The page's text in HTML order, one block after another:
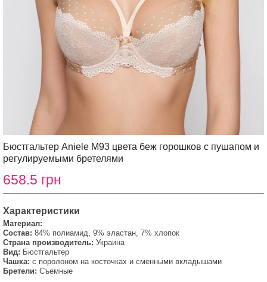
Бюстгальтер Aniele М93 цвета беж горошков с пушапом и
регулируемыми бретелями
658.5 грн
Характеристики
Материал:
Состав: 84% полиамид, 9% эластан, 7% хлопок
Страна производитель: Украина
Вид: Бюстгальтер
Чашка: с поролоном на косточках и сменными вкладышами
Бретели: Cъeмные